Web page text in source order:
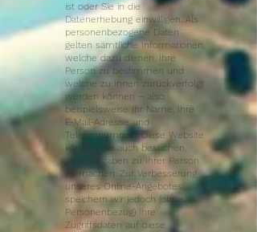
ist oder Sie in die
Datenerhebung einwilligen. Als
personenbezogene Daten
gelten sämtliche Informationen,
welche dazu dienen, Ihre
Person zu bestimmen und
welche zu Ihnen zurückverfolgt
werden können – also
beispielsweise Ihr Name, Ihre
E-Mail-Adresse und
Telefonnummer. Diese Website
können Sie auch besuchen,
ohne Angaben zu Ihrer Person
zu machen. Zur Verbesserung
unseres Online-Angebotes
speichern wir jedoch (ohne
Personenbezug) Ihre
Zugriffsdaten auf diese